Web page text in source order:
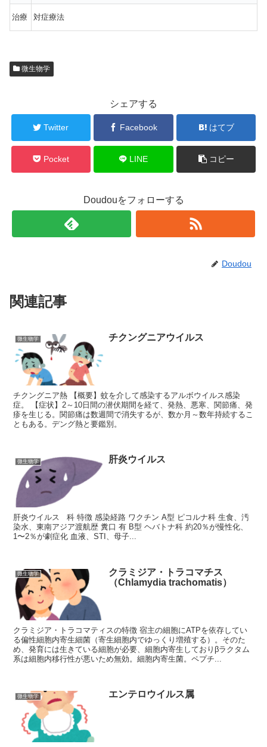
治療 対症療法
微生物学
シェアする
Twitter Facebook はてブ
Pocket LINE コピー
Doudouをフォローする
Doudou
関連記事
微生物学 チクングニアウイルス
チクングニア熱 【概要】蚊を介して感染するアルボウイルス感染
症。 【症状】2～10日間の潜伏期間を経て、発熱、悪寒、関節痛、発
疹を生じる。関節痛は数週間で消失するが、数か月～数年持続するこ
ともある。デング熱と要鑑別。
微生物学 肝炎ウイルス
肝炎ウイルス 科 特徴 感染経路 ワクチン A型 ピコルナ科 生食、汚
染水、東南アジア渡航歴 糞口 有 B型 ヘバトナ科 約20％が慢性化、
1〜2％が劇症化 血液、STI、母子...
微生物学
クラミジア・トラコマチス
（Chlamydia trachomatis）
クラミジア・トラコマティスの特徴 宿主の細胞にATPを依存してい
る偏性細胞内寄生細菌（寄生細胞内でゆっくり増殖する）。そのた
め、発育には生きている細胞が必要、細胞内寄生しておりβラクタム
系は細胞内移行性が悪いため無効。細胞内寄生菌。ペプチ...
微生物学 エンテロウイルス属